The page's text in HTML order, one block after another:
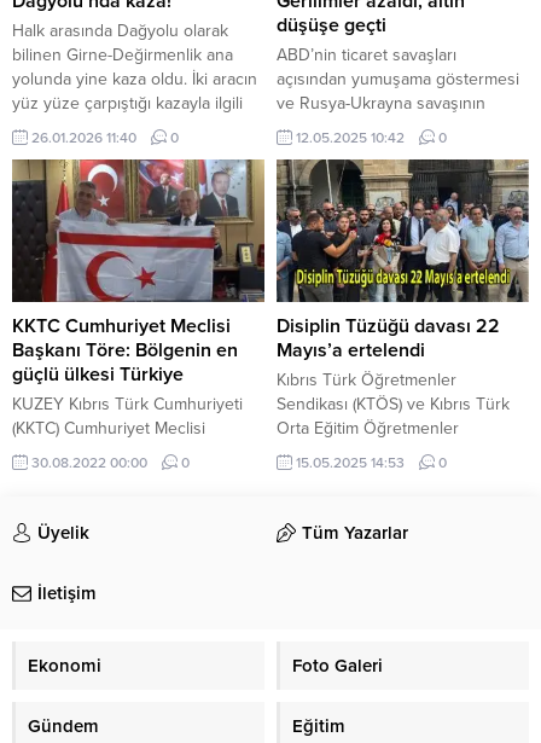
büyük bir...
Başkanı Ahmet Serdaroğlu
Cumhurbaşkanlığı önünde yaptığı
konuşmada, Cumhurbaşkanı ile
görüşmelerinde,
Cumhurbaşkanının duyarlı
davrandığını, soruna çözüm
üretilmesi gerektiğini söylediğini
belirtti ve...
Halk arasında Dağyolu olarak
bilinen Girne-Değirmenlik ana
yolunda yine kaza oldu. İki aracın
yüz yüze çarpıştığı kazayla ilgili
henüz net bir bilgi yok. Kaza ile
ilgili bilgilerin polis tarafından
paylaşılması bekleniyor.
WWW.KKTCNEWS.NET
26.01.2026 11:40 0
düşüşe geçti
ABD’nin ticaret savaşları
açısından yumuşama göstermesi
ve Rusya-Ukrayna savaşının
bitmesi ihtimali gibi nedenler altını
düşürdü. Risk ve gerilimden
beslenen altının kaynakları
azalmaya başladı. Rusya-
Ukrayna’nın savaşa son vermeye
yönelik adımları, ABD’nin ticaret
savaşına ilişkin gümrük vergilerini
düşürme ve Çin ile anlaşma
yoluna gitme çabaları altın
fiyatlarında gerilemeye neden
oldu. Ayrıca Hindistan-Pakistan...
12.05.2025 10:42 0
KKTC Cumhuriyet Meclisi
Başkanı Töre: Bölgenin en
güçlü ülkesi Türkiye
KUZEY Kıbrıs Türk Cumhuriyeti
(KKTC) Cumhuriyet Meclisi
Başkanı Zorlu Töre, Türkiye'nin
Doğu Akdeniz'den çekilmesinin
30.08.2022 00:00 0
Disiplin Tüzüğü davası 22
Mayıs’a ertelendi
Kıbrıs Türk Öğretmenler
Sendikası (KTÖS) ve Kıbrıs Türk
Orta Eğitim Öğretmenler
Sendikası’nın (KTOEÖS), Disiplin
Tüzüğü’nde yapılan değişikliğe
açtığı davanın ikinci duruşması
bugün yapıldı. Dava, 22 Mayıs
önünde toplandı. Anayasa
Başkanı...
15.05.2025 14:53 0
Üyelik Tüm Yazarlar
İletişim
Ekonomi Foto Galeri
Gündem Eğitim